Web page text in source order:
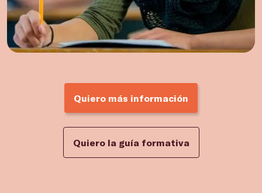
Quiero más información
Quiero la guía formativa